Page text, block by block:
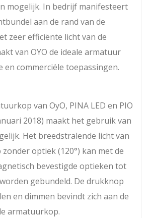
mogelijk. In bedrijf manifesteert
aan de rand van de
zeer efficiënte licht van de
van OYO de ideale armatuur
en commerciële toepassingen.
van OyO, PINA LED en PIO
2018) maakt het gebruik van
Het breedstralende licht van
optiek (120°) kan met de
bevestigde optieken tot
worden gebundeld. De drukknop
en dimmen bevindt zich aan de
armatuurkop.